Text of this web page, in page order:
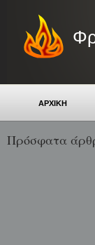
ΑΡΧΙΚΗ
Πρόσφατα